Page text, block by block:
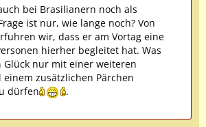
bei Brasilianern noch als
ist nur, wie lange noch? Von
wir, dass er am Vortag eine
hierher begleitet hat. Was
nur mit einer weiteren
zusätzlichen Pärchen
dürfen
.